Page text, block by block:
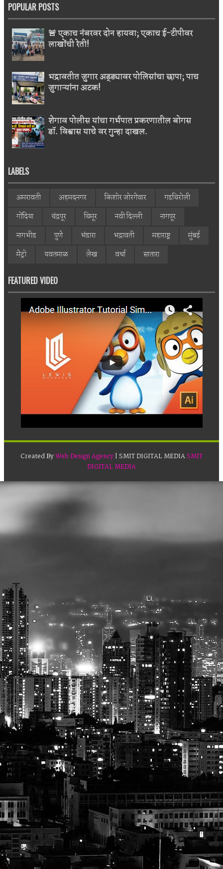
POPULAR POSTS
🚨 एकाच नंबरवर दोन हायवा; एकाच ई-टीपीवर
लाखोंची रेती!
भद्रावतीत जुगार अड्ड्यावर पोलिसांचा छापा; पाच
जुगाऱ्यांना अटक!
शेगाव पोलीस यांचा गर्भपात प्रकरणातील बोगस
डॉ. विश्वास याचे वर गुन्हा दाखल.
LABELS
अमरावती अहमदनगर किशोर जोरगेवार
गडचिरोली
गोंदिया
चंद्रपूर चिमूर नवी दिल्ली
नागपूर
नागभीड
पुणे भंडारा भद्रावती महाराष्ट्र
मुंबई
मेट्रो
यवतमाळ लेख वर्धा सातारा
FEATURED VIDEO
Created ByWeb Design Agency| SMIT DIGITAL MEDIASMIT
DIGITAL MEDIA